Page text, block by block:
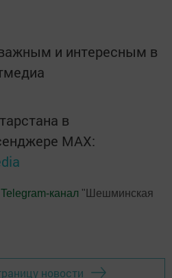
и интересным в
в
MАХ:
Telegram-канал "Шешминская
новости